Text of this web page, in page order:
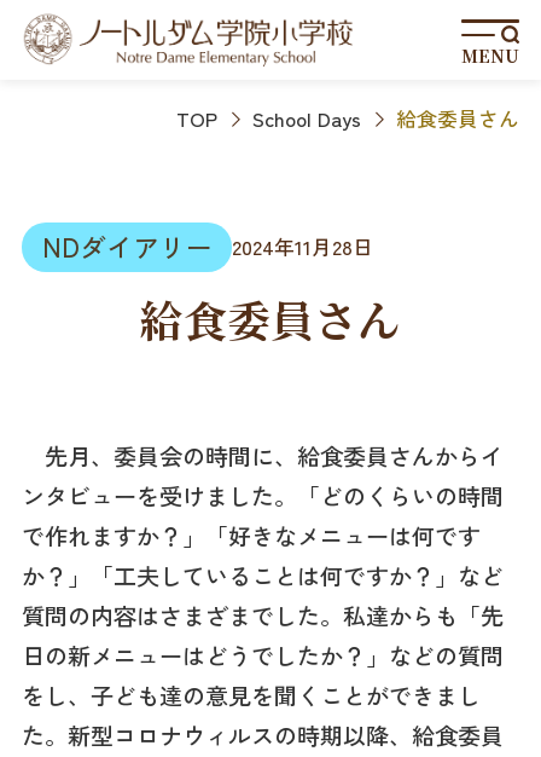
MENU
TOP School Days 給食委員さん
NDダイアリー 2024年11月28日
給食委員さん
先月、委員会の時間に、給食委員さんからイ
ンタビューを受けました。「どのくらいの時間
で作れますか？」「好きなメニューは何です
か？」「工夫していることは何ですか？」など
質問の内容はさまざまでした。私達からも「先
日の新メニューはどうでしたか？」などの質問
をし、子ども達の意見を聞くことができまし
た。新型コロナウィルスの時期以降、給食委員